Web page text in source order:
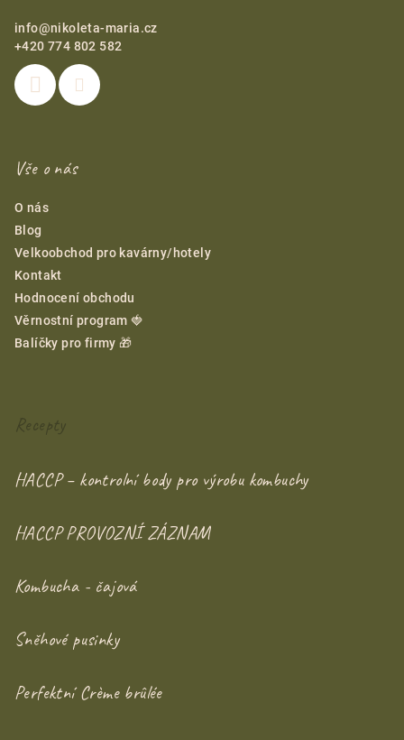
info@nikoleta-maria.cz
+420 774 802 582
Vše o nás
O nás
Blog
Velkoobchod pro kavárny/hotely
Kontakt
Hodnocení obchodu
Věrnostní program 🍓
Balíčky pro firmy 🎁
Recepty
HACCP – kontrolní body pro výrobu kombuchy
HACCP PROVOZNÍ ZÁZNAM
Kombucha - čajová
Sněhové pusinky
Perfektní Crème brûlée